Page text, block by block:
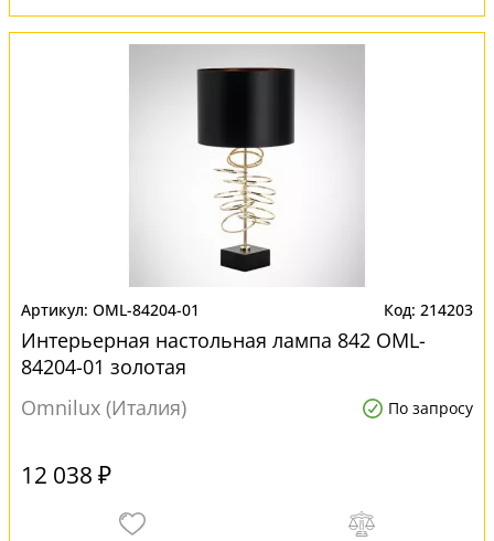
OML-84204-01 214203
Интерьерная настольная лампа 842 OML-
84204-01 золотая
Omnilux (Италия)
По запросу
12 038 ₽